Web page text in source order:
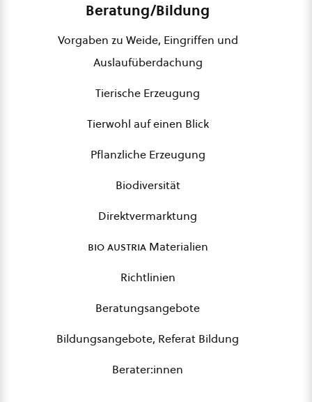
Beratung/Bildung
Vorgaben zu Weide, Eingriffen und
Auslaufüberdachung
Tierische Erzeugung
Tierwohl auf einen Blick
Pflanzliche Erzeugung
Biodiversität
Direktvermarktung
bio austriaMaterialien
Richtlinien
Beratungsangebote
Bildungsangebote, Referat Bildung
Berater:innen